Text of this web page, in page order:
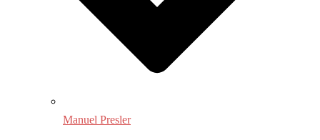
Manuel Presler